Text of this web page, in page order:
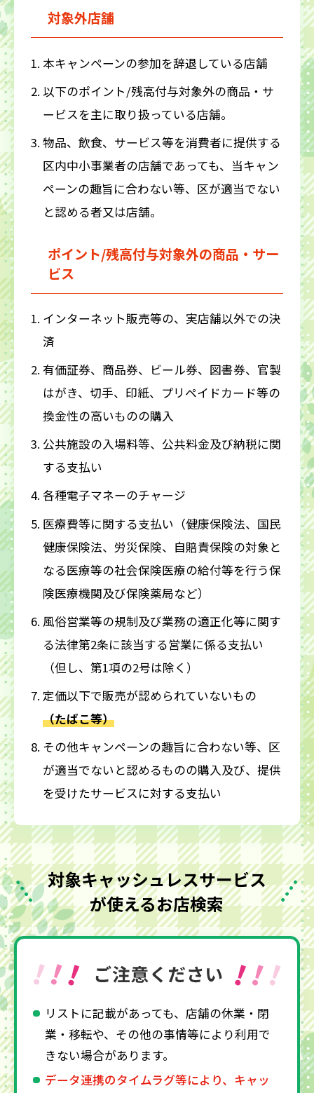
対象外店舗
本キャンペーンの参加を辞退している店舗
以下のポイント/残高付与対象外の商品・サ
ービスを主に取り扱っている店舗。
物品、飲食、サービス等を消費者に提供する
区内中小事業者の店舗であっても、当キャン
ペーンの趣旨に合わない等、区が適当でない
と認める者又は店舗。
ポイント/残高付与対象外の商品・サー
ビス
インターネット販売等の、実店舗以外での決
済
有価証券、商品券、ビール券、図書券、官製
はがき、切手、印紙、プリペイドカード等の
換金性の高いものの購入
公共施設の入場料等、公共料金及び納税に関
する支払い
各種電子マネーのチャージ
医療費等に関する支払い（健康保険法、国民
健康保険法、労災保険、自賠責保険の対象と
なる医療等の社会保険医療の給付等を行う保
険医療機関及び保険薬局など）
風俗営業等の規制及び業務の適正化等に関す
る法律第2条に該当する営業に係る支払い
（但し、第1項の2号は除く）
定価以下で販売が認められていないもの
（たばこ等）
その他キャンペーンの趣旨に合わない等、区
が適当でないと認めるものの購入及び、提供
を受けたサービスに対する支払い
対象キャッシュレスサービス
が使えるお店検索
リストに記載があっても、店舗の休業・閉
業・移転や、その他の事情等により利用で
きない場合があります。
データ連携のタイムラグ等により、キャッ